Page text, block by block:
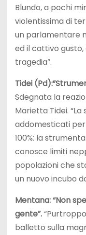
Blundo, a pochi
violentissima di
un parlamentare
ed il cattivo
tragedia”.
Tidei
Sdegnata la
Marietta Tidei.
addomesticati
100%: la
conosce limiti
popolazioni che
un nuovo incubo
Mentana: “Non
gente”.
balletto sulla